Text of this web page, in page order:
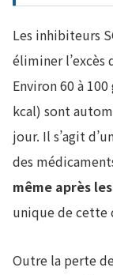
Les inhibiteurs
éliminer l’excès
Environ 60 à
kcal) sont
jour. Il s’agit
des
même après
unique de cette
Outre la perte